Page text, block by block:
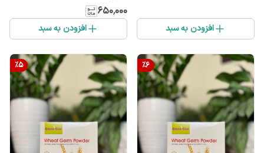
افزودن به سبد
۶۵۰٬۰۰۰
افزودن به سبد
%6
%5